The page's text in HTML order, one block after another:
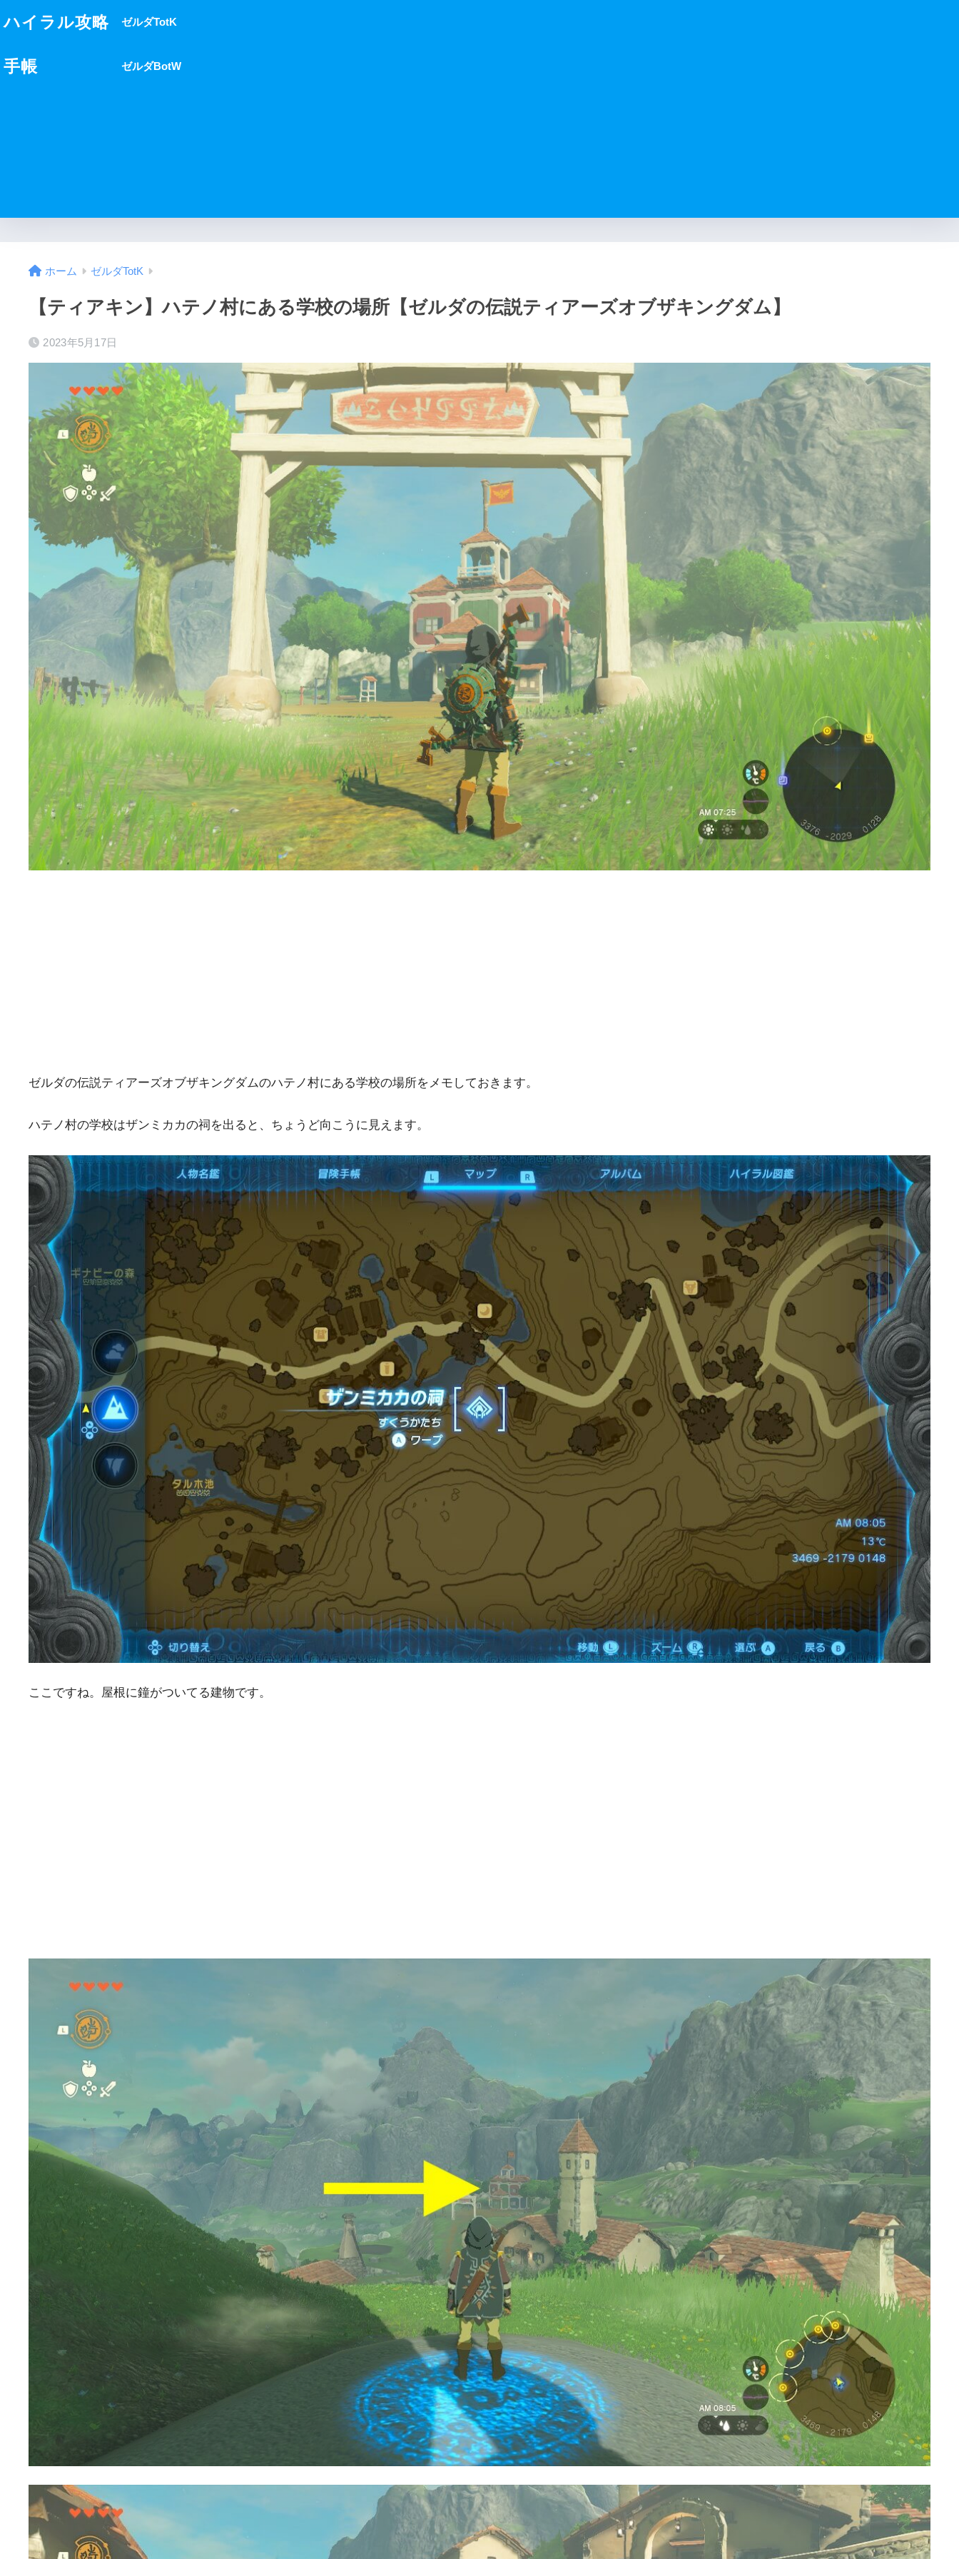
ハイラル攻略
手帳
ゼルダTotK
ゼルダBotW
ホーム ゼルダTotK
【ティアキン】ハテノ村にある学校の場所【ゼルダの伝説ティアーズオブザキングダム】
2023年5月17日
ゼルダの伝説ティアーズオブザキングダムのハテノ村にある学校の場所をメモしておきます。
ハテノ村の学校はザンミカカの祠を出ると、ちょうど向こうに見えます。
ここですね。屋根に鐘がついてる建物です。